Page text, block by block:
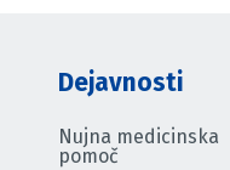
Dejavnosti
Nujna medicinska
pomoč